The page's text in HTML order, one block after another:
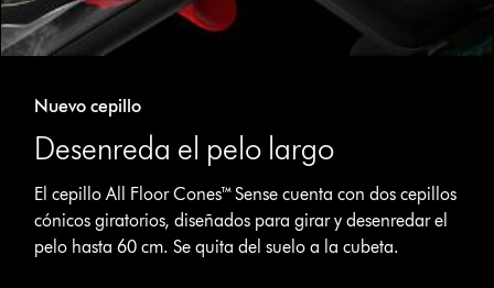
Abrir
transcripción
Nuevo cepillo
Desenreda el pelo largo
El cepillo All Floor Cones™ Sense cuenta con dos cepillos
cónicos giratorios, diseñados para girar y desenredar el
pelo hasta 60 cm. Se quita del suelo a la cubeta.